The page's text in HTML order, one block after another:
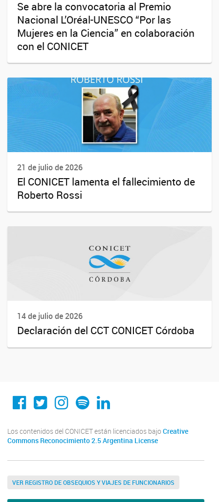
Se abre la convocatoria al Premio
Nacional L’Oréal-UNESCO “Por las
Mujeres en la Ciencia” en colaboración
con el CONICET
21 de julio de 2026
El CONICET lamenta el fallecimiento de
Roberto Rossi
14 de julio de 2026
Declaración del CCT CONICET Córdoba
Conicet Cordoba
@conicetcordoba
@conicetcordoba
SpotifyLinkedin
Los contenidos del CONICET están licenciados bajo Creative
Commons Reconocimiento 2.5 Argentina License
VER REGISTRO DE OBSEQUIOS Y VIAJES DE FUNCIONARIOS